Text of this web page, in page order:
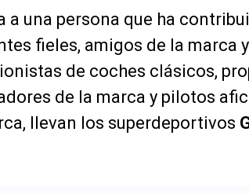
a una persona que ha
fieles, amigos de la marca
de coches clásicos,
de la marca y pilotos
llevan los superdeportivos